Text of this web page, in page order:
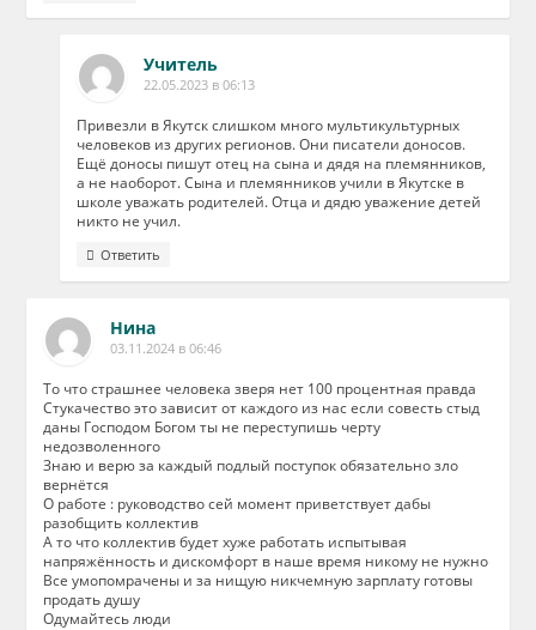
Учитель
22.05.2023 в 06:13
Привезли в Якутск слишком много мультикультурных
человеков из других регионов. Они писатели доносов.
Ещё доносы пишут отец на сына и дядя на племянников,
а не наоборот. Сына и племянников учили в Якутске в
школе уважать родителей. Отца и дядю уважение детей
никто не учил.
Ответить
Нина
03.11.2024 в 06:46
То что страшнее человека зверя нет 100 процентная правда
Стукачество это зависит от каждого из нас если совесть стыд
даны Господом Богом ты не переступишь черту
недозволенного
Знаю и верю за каждый подлый поступок обязательно зло
вернётся
О работе : руководство сей момент приветствует дабы
разобщить коллектив
А то что коллектив будет хуже работать испытывая
напряжённость и дискомфорт в наше время никому не нужно
Все умопомрачены и за нищую никчемную зарплату готовы
продать душу
Одумайтесь люди